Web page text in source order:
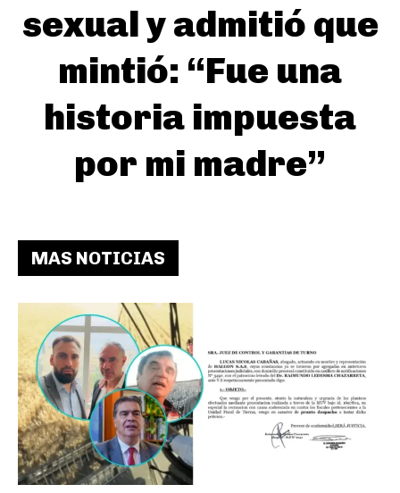
sexual y admitió que
mintió: “Fue una
historia impuesta
por mi madre”
MAS NOTICIAS